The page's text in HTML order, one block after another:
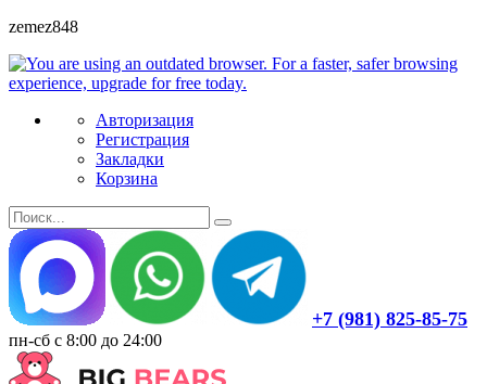
zemez848
Авторизация
Регистрация
Закладки
Корзина
+7 (981) 825-85-75
пн-сб с 8:00 до 24:00